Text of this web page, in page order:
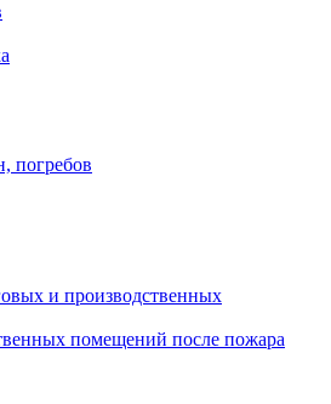
погребов
и производственных
помещений после пожара